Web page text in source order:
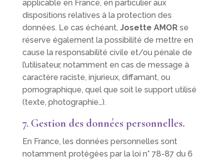
applicable en France, en particulier aux
dispositions relatives à la protection des
données. Le cas échéant, Josette AMORse
réserve également la possibilité de mettre en
cause la responsabilité civile et/ou pénale de
l’utilisateur, notamment en cas de message à
caractère raciste, injurieux, diffamant, ou
pornographique, quel que soit le support utilisé
(texte, photographie…).
7. Gestion des données personnelles.
En France, les données personnelles sont
notamment protégées par la loi n° 78-87 du 6